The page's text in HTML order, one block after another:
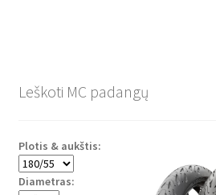
Leškoti MC padangų
Plotis & aukštis:
Diametras: